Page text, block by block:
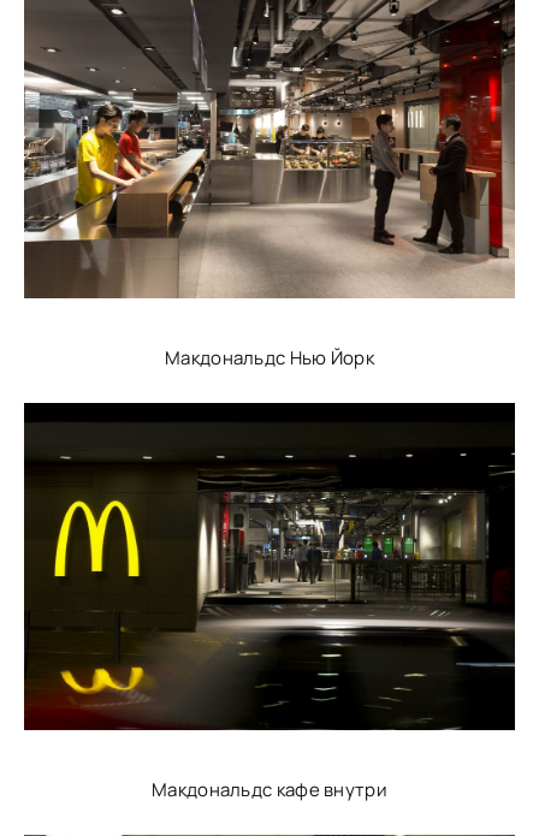
Макдональдс Нью Йорк
Макдональдс кафе внутри